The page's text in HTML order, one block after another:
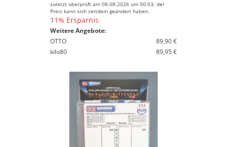
zuletzt überprüft am 08.08.2026 um 00:03; der
Preis kann sich seitdem geändert haben.
11% Ersparnis
Weitere Angebote:
OTTO
89,90 €
kilo80
89,95 €